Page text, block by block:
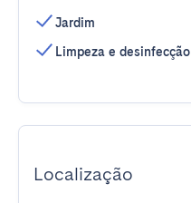
Jardim
Limpeza e desinfecção
Localização